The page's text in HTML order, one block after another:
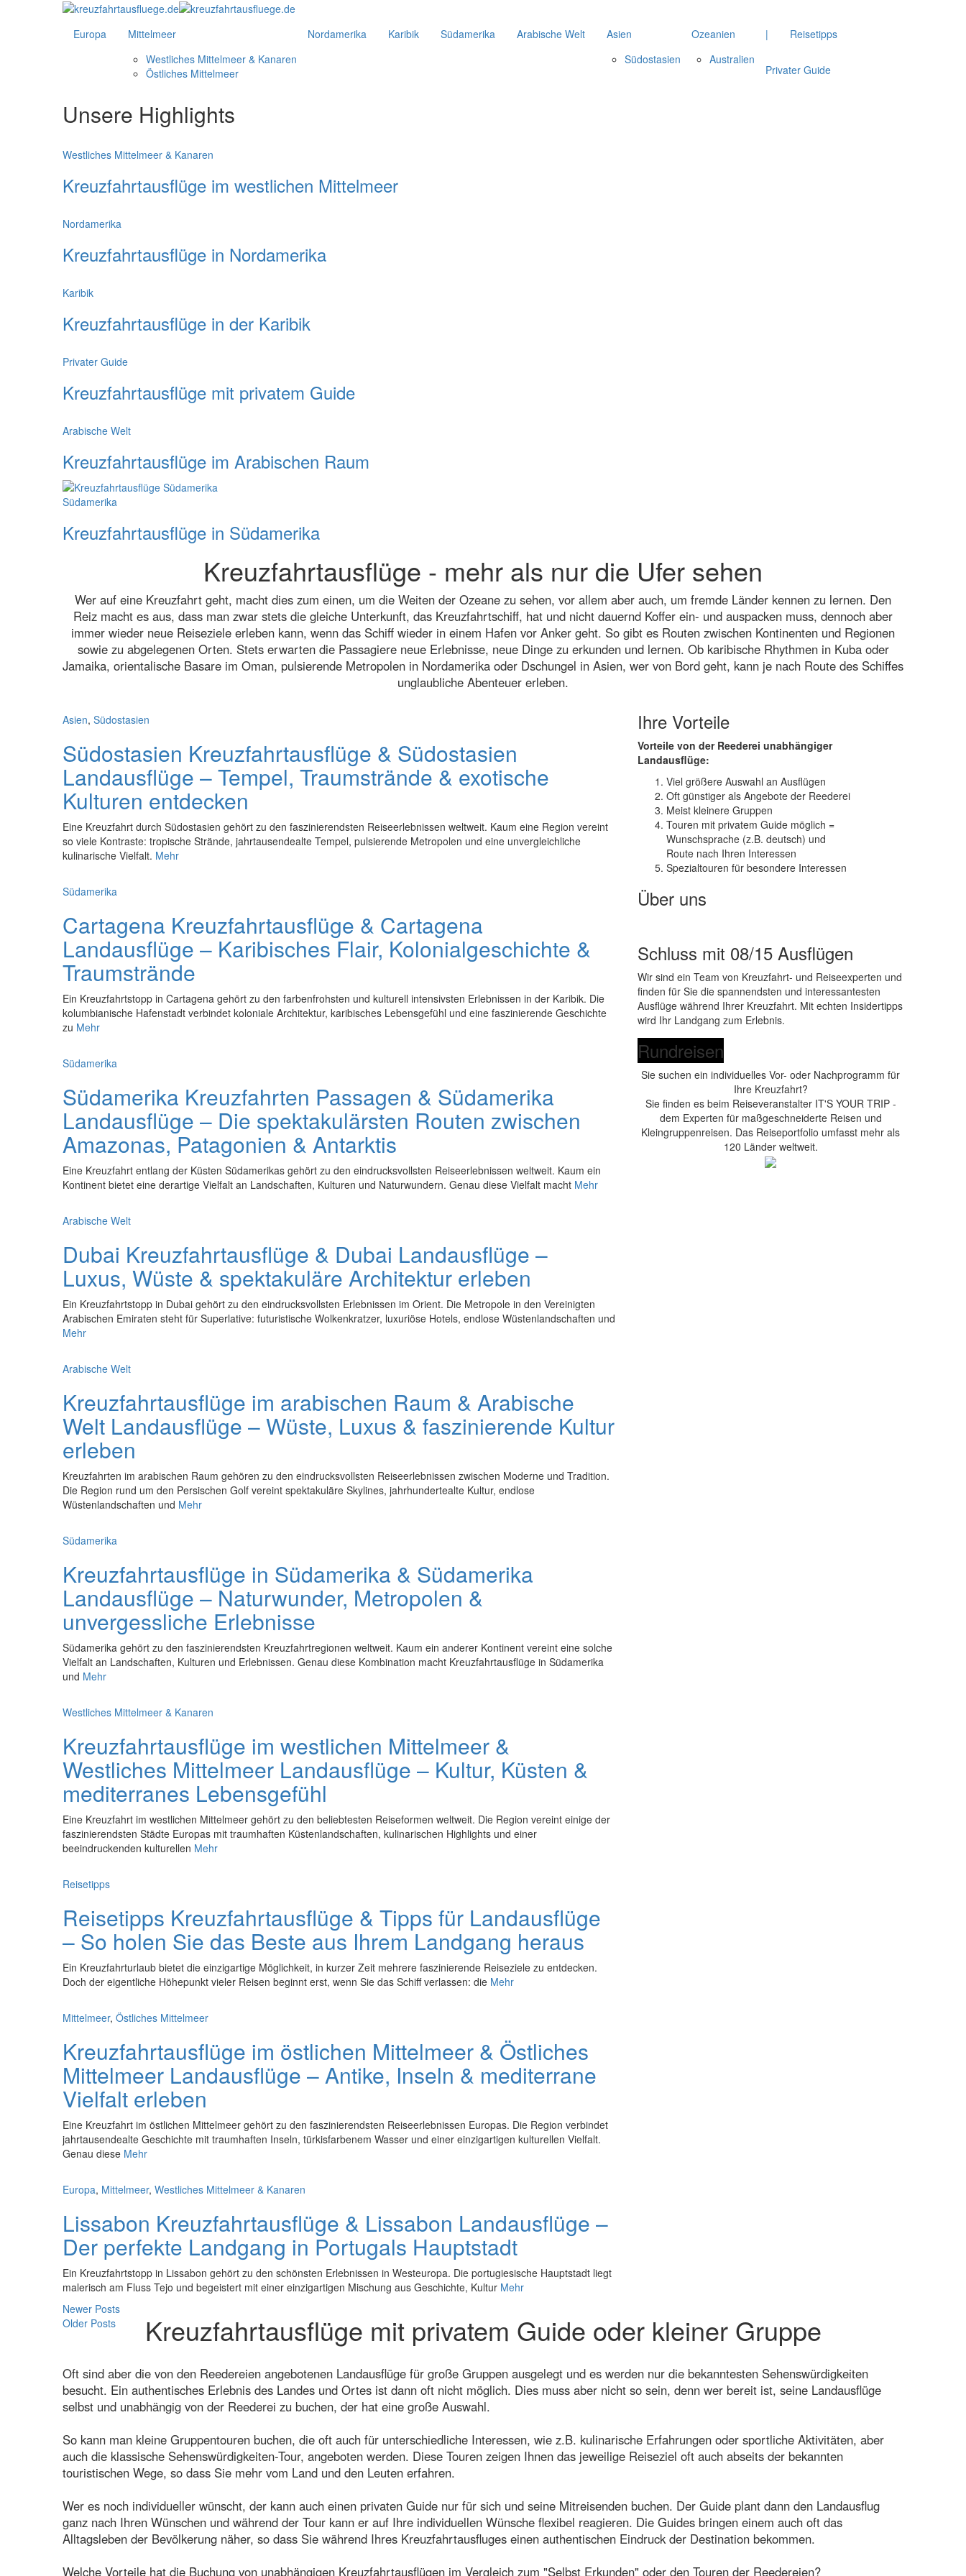
Europa
Mittelmeer
Westliches Mittelmeer & Kanaren
Östliches Mittelmeer
Nordamerika Karibik Südamerika Arabische Welt
Asien
Südostasien
Ozeanien
Australien
| Reisetipps
Privater Guide
Unsere Highlights
Westliches Mittelmeer & Kanaren
Kreuzfahrtausflüge im westlichen Mittelmeer
Nordamerika
Kreuzfahrtausflüge in Nordamerika
Karibik
Kreuzfahrtausflüge in der Karibik
Privater Guide
Kreuzfahrtausflüge mit privatem Guide
Arabische Welt
Kreuzfahrtausflüge im Arabischen Raum
Südamerika
Kreuzfahrtausflüge in Südamerika
Kreuzfahrtausflüge - mehr als nur die Ufer sehen
Wer auf eine Kreuzfahrt geht, macht dies zum einen, um die Weiten der Ozeane zu sehen, vor allem aber auch, um fremde Länder kennen zu lernen. Den
Reiz macht es aus, dass man zwar stets die gleiche Unterkunft, das Kreuzfahrtschiff, hat und nicht dauernd Koffer ein- und auspacken muss, dennoch aber
immer wieder neue Reiseziele erleben kann, wenn das Schiff wieder in einem Hafen vor Anker geht. So gibt es Routen zwischen Kontinenten und Regionen
sowie zu abgelegenen Orten. Stets erwarten die Passagiere neue Erlebnisse, neue Dinge zu erkunden und lernen. Ob karibische Rhythmen in Kuba oder
Jamaika, orientalische Basare im Oman, pulsierende Metropolen in Nordamerika oder Dschungel in Asien, wer von Bord geht, kann je nach Route des Schiffes
unglaubliche Abenteuer erleben.
Asien, Südostasien
Südostasien Kreuzfahrtausflüge & Südostasien
Landausflüge – Tempel, Traumstrände & exotische
Kulturen entdecken
Eine Kreuzfahrt durch Südostasien gehört zu den faszinierendsten Reiseerlebnissen weltweit. Kaum eine Region vereint
so viele Kontraste: tropische Strände, jahrtausendealte Tempel, pulsierende Metropolen und eine unvergleichliche
kulinarische Vielfalt. Mehr
Südamerika
Cartagena Kreuzfahrtausflüge & Cartagena
Landausflüge – Karibisches Flair, Kolonialgeschichte &
Traumstrände
Ein Kreuzfahrtstopp in Cartagena gehört zu den farbenfrohsten und kulturell intensivsten Erlebnissen in der Karibik. Die
kolumbianische Hafenstadt verbindet koloniale Architektur, karibisches Lebensgefühl und eine faszinierende Geschichte
zu Mehr
Südamerika
Südamerika Kreuzfahrten Passagen & Südamerika
Landausflüge – Die spektakulärsten Routen zwischen
Amazonas, Patagonien & Antarktis
Eine Kreuzfahrt entlang der Küsten Südamerikas gehört zu den eindrucksvollsten Reiseerlebnissen weltweit. Kaum ein
Kontinent bietet eine derartige Vielfalt an Landschaften, Kulturen und Naturwundern. Genau diese Vielfalt macht Mehr
Arabische Welt
Dubai Kreuzfahrtausflüge & Dubai Landausflüge –
Luxus, Wüste & spektakuläre Architektur erleben
Ein Kreuzfahrtstopp in Dubai gehört zu den eindrucksvollsten Erlebnissen im Orient. Die Metropole in den Vereinigten
Arabischen Emiraten steht für Superlative: futuristische Wolkenkratzer, luxuriöse Hotels, endlose Wüstenlandschaften und
Mehr
Arabische Welt
Kreuzfahrtausflüge im arabischen Raum & Arabische
Welt Landausflüge – Wüste, Luxus & faszinierende Kultur
erleben
Kreuzfahrten im arabischen Raum gehören zu den eindrucksvollsten Reiseerlebnissen zwischen Moderne und Tradition.
Die Region rund um den Persischen Golf vereint spektakuläre Skylines, jahrhundertealte Kultur, endlose
Wüstenlandschaften und Mehr
Südamerika
Kreuzfahrtausflüge in Südamerika & Südamerika
Landausflüge – Naturwunder, Metropolen &
unvergessliche Erlebnisse
Südamerika gehört zu den faszinierendsten Kreuzfahrtregionen weltweit. Kaum ein anderer Kontinent vereint eine solche
Vielfalt an Landschaften, Kulturen und Erlebnissen. Genau diese Kombination macht Kreuzfahrtausflüge in Südamerika
und Mehr
Westliches Mittelmeer & Kanaren
Kreuzfahrtausflüge im westlichen Mittelmeer &
Westliches Mittelmeer Landausflüge – Kultur, Küsten &
mediterranes Lebensgefühl
Eine Kreuzfahrt im westlichen Mittelmeer gehört zu den beliebtesten Reiseformen weltweit. Die Region vereint einige der
faszinierendsten Städte Europas mit traumhaften Küstenlandschaften, kulinarischen Highlights und einer
beeindruckenden kulturellen Mehr
Reisetipps
Reisetipps Kreuzfahrtausflüge & Tipps für Landausflüge
– So holen Sie das Beste aus Ihrem Landgang heraus
Ein Kreuzfahrturlaub bietet die einzigartige Möglichkeit, in kurzer Zeit mehrere faszinierende Reiseziele zu entdecken.
Doch der eigentliche Höhepunkt vieler Reisen beginnt erst, wenn Sie das Schiff verlassen: die Mehr
Mittelmeer, Östliches Mittelmeer
Kreuzfahrtausflüge im östlichen Mittelmeer & Östliches
Mittelmeer Landausflüge – Antike, Inseln & mediterrane
Vielfalt erleben
Eine Kreuzfahrt im östlichen Mittelmeer gehört zu den faszinierendsten Reiseerlebnissen Europas. Die Region verbindet
jahrtausendealte Geschichte mit traumhaften Inseln, türkisfarbenem Wasser und einer einzigartigen kulturellen Vielfalt.
Genau diese Mehr
Europa, Mittelmeer, Westliches Mittelmeer & Kanaren
Lissabon Kreuzfahrtausflüge & Lissabon Landausflüge –
Der perfekte Landgang in Portugals Hauptstadt
Ein Kreuzfahrtstopp in Lissabon gehört zu den schönsten Erlebnissen in Westeuropa. Die portugiesische Hauptstadt liegt
malerisch am Fluss Tejo und begeistert mit einer einzigartigen Mischung aus Geschichte, Kultur Mehr
Newer Posts
Older Posts
Ihre Vorteile
Vorteile von der Reederei unabhängiger
Landausflüge:
Viel größere Auswahl an Ausflügen
Oft günstiger als Angebote der Reederei
Meist kleinere Gruppen
Touren mit privatem Guide möglich =
Wunschsprache (z.B. deutsch) und
Route nach Ihren Interessen
Spezialtouren für besondere Interessen
Über uns
Schluss mit 08/15 Ausflügen
Wir sind ein Team von Kreuzfahrt- und Reiseexperten und
finden für Sie die spannendsten und interessantesten
Ausflüge während Ihrer Kreuzfahrt. Mit echten Insidertipps
wird Ihr Landgang zum Erlebnis.
Rundreisen
Sie suchen ein individuelles Vor- oder Nachprogramm für
Ihre Kreuzfahrt?
Sie finden es beim Reiseveranstalter IT'S YOUR TRIP -
dem Experten für maßgeschneiderte Reisen und
Kleingruppenreisen. Das Reiseportfolio umfasst mehr als
120 Länder weltweit.
Kreuzfahrtausflüge mit privatem Guide oder kleiner Gruppe
Oft sind aber die von den Reedereien angebotenen Landausflüge für große Gruppen ausgelegt und es werden nur die bekanntesten Sehenswürdigkeiten
besucht. Ein authentisches Erlebnis des Landes und Ortes ist dann oft nicht möglich. Dies muss aber nicht so sein, denn wer bereit ist, seine Landausflüge
selbst und unabhängig von der Reederei zu buchen, der hat eine große Auswahl.
So kann man kleine Gruppentouren buchen, die oft auch für unterschiedliche Interessen, wie z.B. kulinarische Erfahrungen oder sportliche Aktivitäten, aber
auch die klassische Sehenswürdigkeiten-Tour, angeboten werden. Diese Touren zeigen Ihnen das jeweilige Reiseziel oft auch abseits der bekannten
touristischen Wege, so dass Sie mehr vom Land und den Leuten erfahren.
Wer es noch individueller wünscht, der kann auch einen privaten Guide nur für sich und seine Mitreisenden buchen. Der Guide plant dann den Landausflug
ganz nach Ihren Wünschen und während der Tour kann er auf Ihre individuellen Wünsche flexibel reagieren. Die Guides bringen einem auch oft das
Alltagsleben der Bevölkerung näher, so dass Sie während Ihres Kreuzfahrtausfluges einen authentischen Eindruck der Destination bekommen.
Welche Vorteile hat die Buchung von unabhängigen Kreuzfahrtausflügen im Vergleich zum "Selbst Erkunden" oder den Touren der Reedereien?